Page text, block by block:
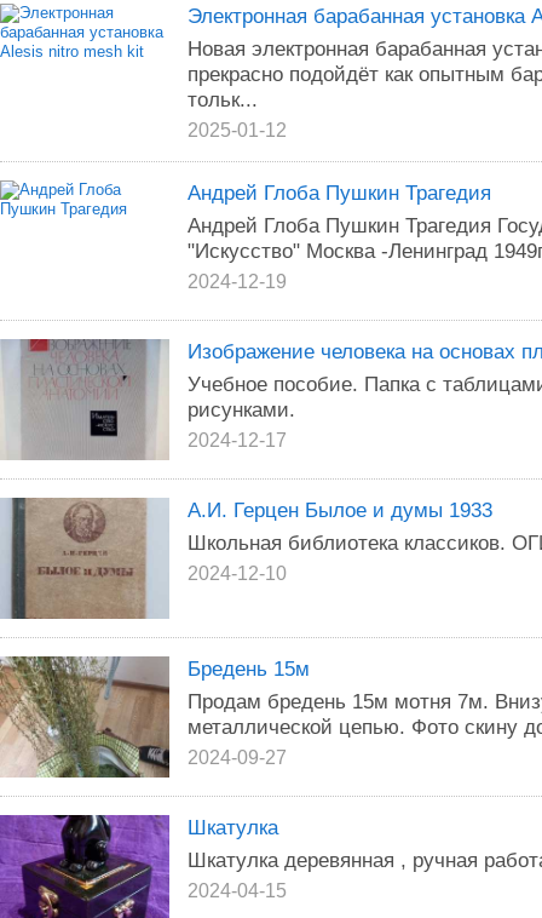
Электронная барабанная установка
Новая электронная барабанная
прекрасно подойдёт как опытным
тольк...
2025-01-12
Андрей Глоба Пушкин Трагедия
Андрей Глоба Пушкин Трагедия
"Искусство" Москва -Ленинград
2024-12-19
Изображение человека на основах
Учебное пособие. Папка с
рисунками.
2024-12-17
А.И. Герцен Былое и думы 1933
Школьная библиотека классиков.
2024-12-10
Бредень 15м
Продам бредень 15м мотня 7м.
металлической цепью. Фото скину
2024-09-27
Шкатулка
Шкатулка деревянная , ручная
2024-04-15